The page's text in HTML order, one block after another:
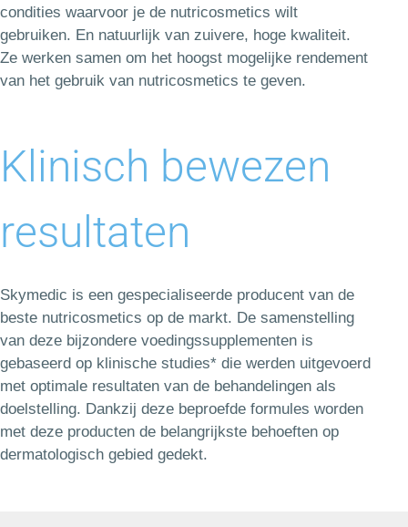
condities waarvoor je de nutricosmetics wilt
gebruiken. En natuurlijk van zuivere, hoge kwaliteit.
Ze werken samen om het hoogst mogelijke rendement
van het gebruik van nutricosmetics te geven.
Klinisch bewezen
resultaten
Skymedic is een gespecialiseerde producent van de
beste nutricosmetics op de markt. De samenstelling
van deze bijzondere voedingssupplementen is
gebaseerd op klinische studies* die werden uitgevoerd
met optimale resultaten van de behandelingen als
doelstelling. Dankzij deze beproefde formules worden
met deze producten de belangrijkste behoeften op
dermatologisch gebied gedekt.